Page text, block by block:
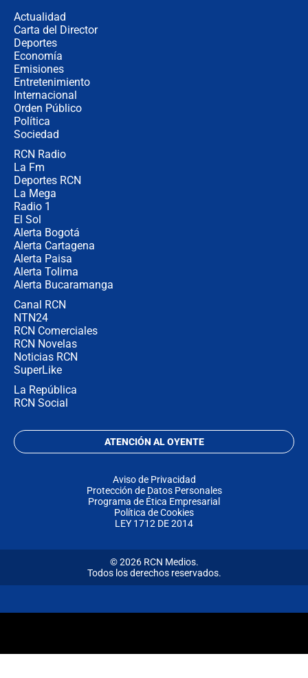
Actualidad
Carta del Director
Deportes
Economía
Emisiones
Entretenimiento
Internacional
Orden Público
Política
Sociedad
RCN Radio
La Fm
Deportes RCN
La Mega
Radio 1
El Sol
Alerta Bogotá
Alerta Cartagena
Alerta Paisa
Alerta Tolima
Alerta Bucaramanga
Canal RCN
NTN24
RCN Comerciales
RCN Novelas
Noticias RCN
SuperLike
La República
RCN Social
ATENCIÓN AL OYENTE
Aviso de Privacidad
Protección de Datos Personales
Programa de Ética Empresarial
Política de Cookies
LEY 1712 DE 2014
© 2026 RCN Medios.
Todos los derechos reservados.